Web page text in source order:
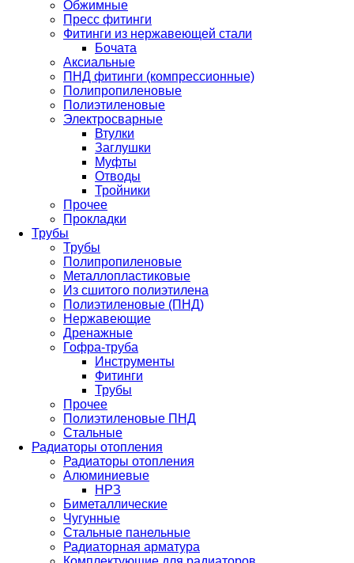
Обжимные
Пресс фитинги
Фитинги из нержавеющей стали
Бочата
Аксиальные
ПНД фитинги (компрессионные)
Полипропиленовые
Полиэтиленовые
Электросварные
Втулки
Заглушки
Муфты
Отводы
Тройники
Прочее
Прокладки
Трубы
Трубы
Полипропиленовые
Металлопластиковые
Из сшитого полиэтилена
Полиэтиленовые (ПНД)
Нержавеющие
Дренажные
Гофра-труба
Инструменты
Фитинги
Трубы
Прочее
Полиэтиленовые ПНД
Стальные
Радиаторы отопления
Радиаторы отопления
Алюминиевые
НРЗ
Биметаллические
Чугунные
Стальные панельные
Радиаторная арматура